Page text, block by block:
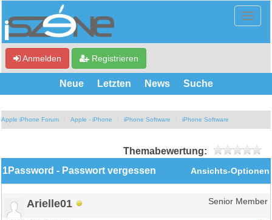
Anmelden Registrieren
Neue Letzten News Suche
Apple iPhone Forum Apple - iPhone iPhone Software iPhone Software
Themabewertung:
Ansichts-Optionen
1Password - Passwort vergessen
Arielle01 Senior Member